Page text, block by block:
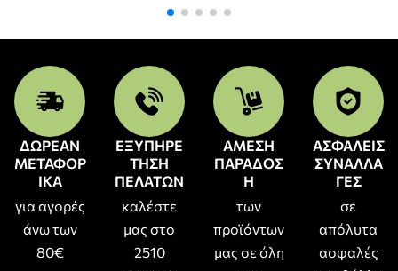
ΔΩΡΕΑΝ
ΜΕΤΑΦΟΡ
ΙΚΑ
για αγορές
άνω των
80€
ΕΞΥΠΗΡΕ
ΤΗΣΗ
ΠΕΛΑΤΩΝ
καλέστε
μας στο
2510
ΑΜΕΣΗ
ΠΑΡΑΔΟΣ
Η
των
προϊόντων
μας σε όλη
ΑΣΦΑΛΕΙΣ
ΣΥΝΑΛΛΑ
ΓΕΣ
σε
απόλυτα
ασφαλές